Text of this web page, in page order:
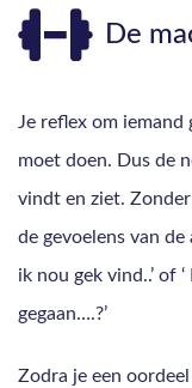
De
Je reflex om
moet doen. Dus de
vindt en ziet.
de gevoelens van de
ik nou gek vind..’ of
gegaan….?’
Zodra je een